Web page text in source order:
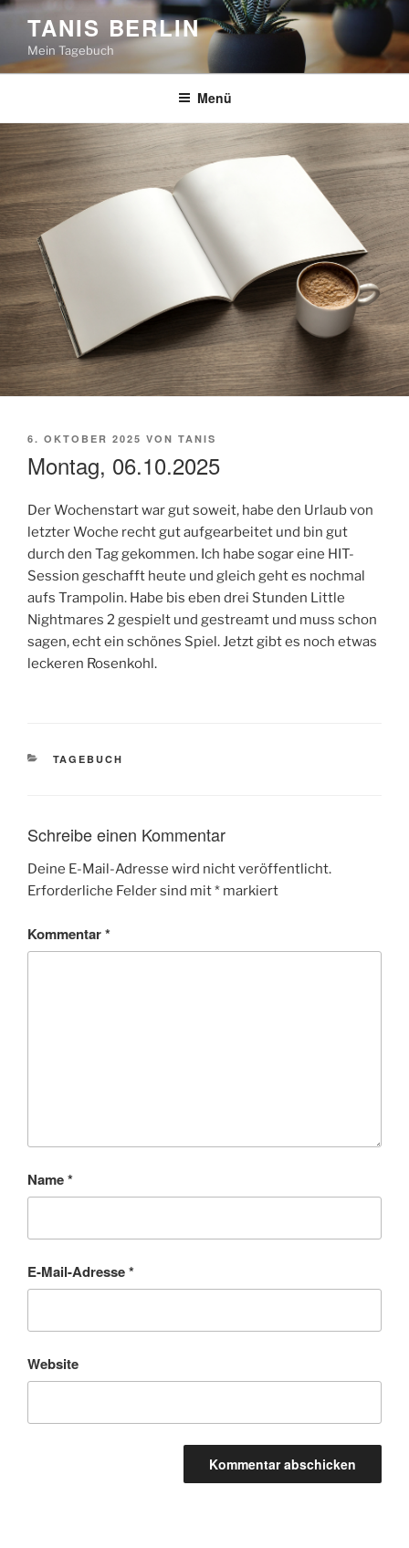
Zum
springen
TANIS BERLIN
Mein Tagebuch
Menü
VERÖFFENTLICHT
6. OKTOBER 2025 VON TANIS
Montag, 06.10.2025
Der Wochenstart war gut soweit, habe den Urlaub von
letzter Woche recht gut aufgearbeitet und bin gut
durch den Tag gekommen. Ich habe sogar eine HIT-
Session geschafft heute und gleich geht es nochmal
aufs Trampolin. Habe bis eben drei Stunden Little
Nightmares 2 gespielt und gestreamt und muss schon
sagen, echt ein schönes Spiel. Jetzt gibt es noch etwas
leckeren Rosenkohl.
KATEGORIEN
TAGEBUCH
Schreibe einen Kommentar
Deine E-Mail-Adresse wird nicht veröffentlicht.
Erforderliche Felder sind mit* markiert
Kommentar*
Name*
E-Mail-Adresse*
Website